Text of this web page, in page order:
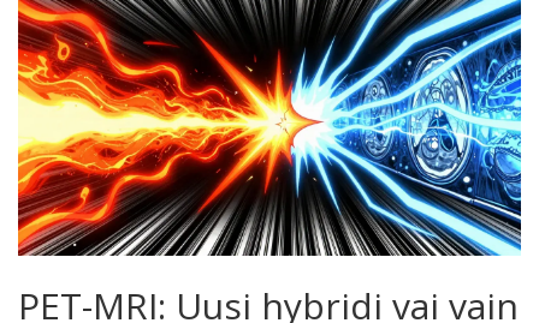
PET-MRI: Uusi hybridi vai vain